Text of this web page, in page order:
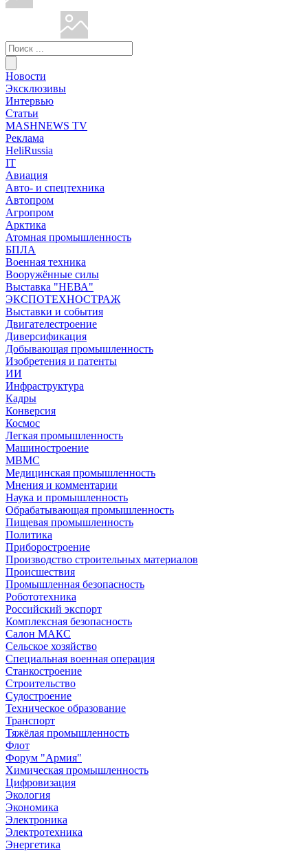
Новости
Эксклюзивы
Интервью
Статьи
MASHNEWS TV
Реклама
HeliRussia
IT
Авиация
Авто- и спецтехника
Автопром
Агропром
Арктика
Атомная промышленность
БПЛА
Военная техника
Вооружённые силы
Выставка "НЕВА"
ЭКСПОТЕХНОСТРАЖ
Выставки и события
Двигателестроение
Диверсификация
Добывающая промышленность
Изобретения и патенты
ИИ
Инфраструктура
Кадры
Конверсия
Космос
Легкая промышленность
Машиностроение
МВМС
Медицинская промышленность
Мнения и комментарии
Наука и промышленность
Обрабатывающая промышленность
Пищевая промышленность
Политика
Приборостроение
Производство строительных материалов
Происшествия
Промышленная безопасность
Робототехника
Российский экспорт
Комплексная безопасность
Салон МАКС
Сельское хозяйство
Специальная военная операция
Станкостроение
Строительство
Судостроение
Техническое образование
Транспорт
Тяжёлая промышленность
Флот
Форум "Армия"
Химическая промышленность
Цифровизация
Экология
Экономика
Электроника
Электротехника
Энергетика